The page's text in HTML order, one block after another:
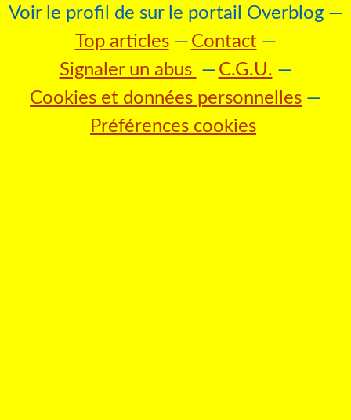
Voir le profil de sur le portail Overblog
Top articles
Contact
Signaler un abus
C.G.U.
Cookies et données personnelles
Préférences cookies